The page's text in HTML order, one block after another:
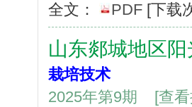
全文：
PDF [下载
山东郯城地区
栽培技术
2025年第9期
[查